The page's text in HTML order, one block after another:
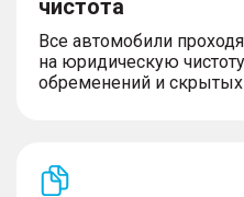
чистота
Все автомобили
на юридическую
обременений и